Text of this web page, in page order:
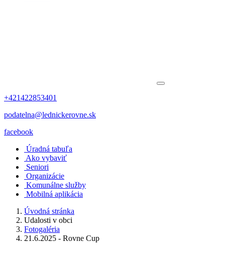
+421422853401
podatelna@lednickerovne.sk
facebook
Úradná tabuľa
Ako vybaviť
Seniori
Organizácie
Komunálne služby
Mobilná aplikácia
Úvodná stránka
Udalosti v obci
Fotogaléria
21.6.2025 - Rovne Cup